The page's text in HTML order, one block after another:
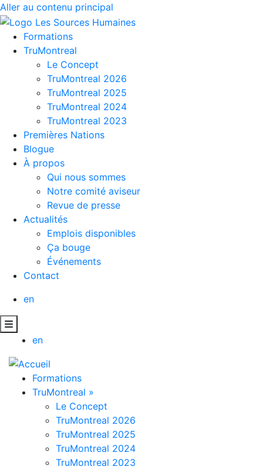
Aller au contenu principal
Formations
TruMontreal
Le Concept
TruMontreal 2026
TruMontreal 2025
TruMontreal 2024
TruMontreal 2023
Premières Nations
Blogue
À propos
Qui nous sommes
Notre comité aviseur
Revue de presse
Actualités
Emplois disponibles
Ça bouge
Événements
Contact
en
en
Formations
TruMontreal »
Le Concept
TruMontreal 2026
TruMontreal 2025
TruMontreal 2024
TruMontreal 2023